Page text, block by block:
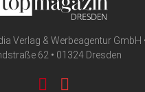
Verlag & Werbeagentur GmbH
62 • 01324 Dresden